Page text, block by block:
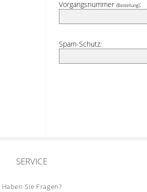
Vorgangsnummer(Bestellung):
Spam-Schutz:
SERVICE
Haben Sie Fragen?